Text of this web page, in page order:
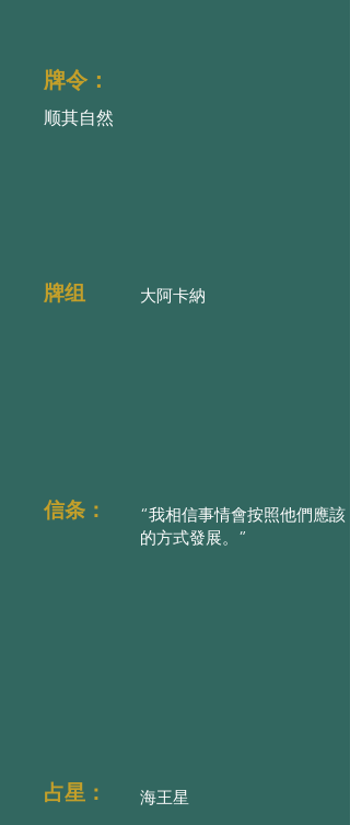
牌令：
顺其自然
牌组 大阿卡納
信条：
“我相信事情會按照他們應該
的方式發展。”
占星： 海王星